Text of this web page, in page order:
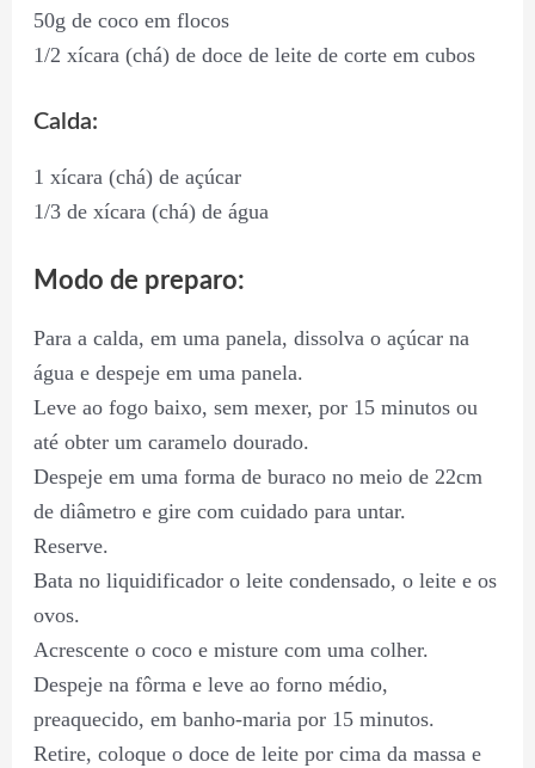
50g de coco em flocos
1/2 xícara (chá) de doce de leite de corte em cubos
Calda:
1 xícara (chá) de açúcar
1/3 de xícara (chá) de água
Modo de preparo:
Para a calda, em uma panela, dissolva o açúcar na
água e despeje em uma panela.
Leve ao fogo baixo, sem mexer, por 15 minutos ou
até obter um caramelo dourado.
Despeje em uma forma de buraco no meio de 22cm
de diâmetro e gire com cuidado para untar.
Reserve.
Bata no liquidificador o leite condensado, o leite e os
ovos.
Acrescente o coco e misture com uma colher.
Despeje na fôrma e leve ao forno médio,
preaquecido, em banho-maria por 15 minutos.
Retire, coloque o doce de leite por cima da massa e